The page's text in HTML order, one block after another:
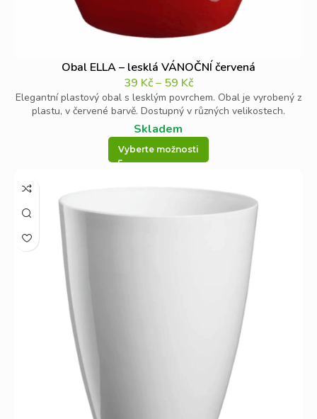
Obal ELLA – lesklá VÁNOČNÍ červená
39 Kč– 59 Kč
Elegantní plastový obal s lesklým povrchem. Obal je vyrobený z
plastu, v červené barvě. Dostupný v různých velikostech.
Skladem
Vyberte možnosti